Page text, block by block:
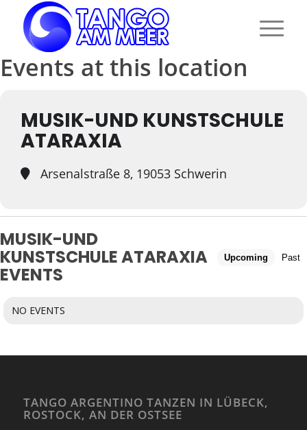
Events at this location
MUSIK-UND KUNSTSCHULE
ATARAXIA
Arsenalstraße 8, 19053 Schwerin
MUSIK-UND
KUNSTSCHULE ATARAXIA
EVENTS
Upcoming Past
NO EVENTS
TANGO ARGENTINO TANZEN IN LÜBECK,
ROSTOCK, AN DER OSTSEE